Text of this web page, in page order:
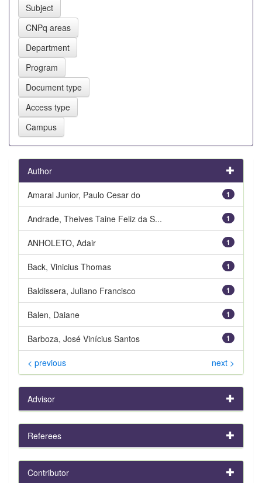
Author
1
Amaral Junior, Paulo Cesar do
1
Andrade, Theives Taine Feliz da S...
1
ANHOLETO, Adair
1
Back, Vinicius Thomas
1
Baldissera, Juliano Francisco
1
Balen, Daiane
1
Barboza, José Vinícius Santos
< previous next >
Advisor
Referees
Contributor